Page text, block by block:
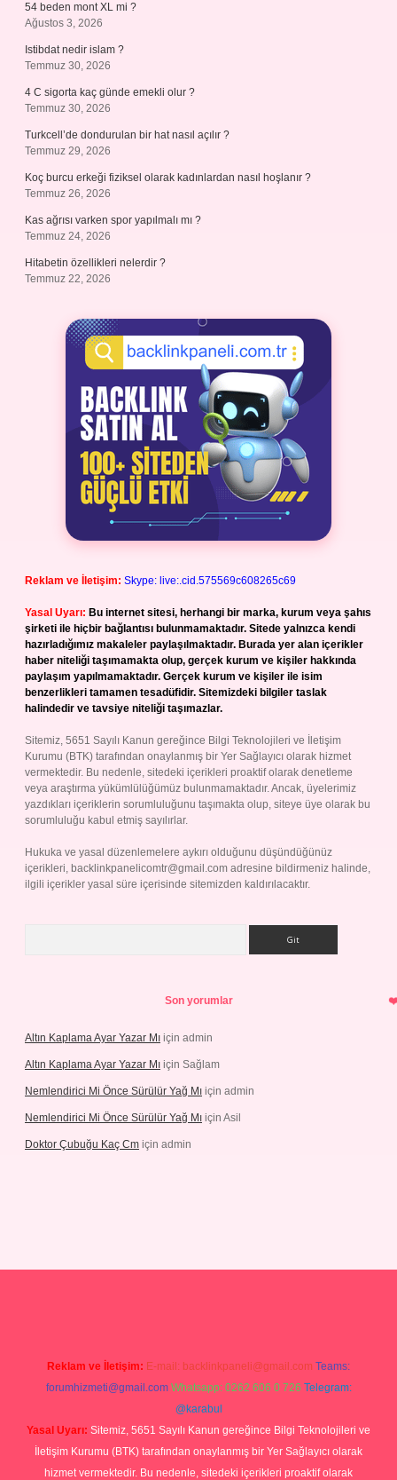
54 beden mont XL mi ?
Ağustos 3, 2026
Istibdat nedir islam ?
Temmuz 30, 2026
4 C sigorta kaç günde emekli olur ?
Temmuz 30, 2026
Turkcell’de dondurulan bir hat nasıl açılır ?
Temmuz 29, 2026
Koç burcu erkeği fiziksel olarak kadınlardan nasıl hoşlanır ?
Temmuz 26, 2026
Kas ağrısı varken spor yapılmalı mı ?
Temmuz 24, 2026
Hitabetin özellikleri nelerdir ?
Temmuz 22, 2026
Reklam ve İletişim: Skype: live:.cid.575569c608265c69
Yasal Uyarı: Bu internet sitesi, herhangi bir marka, kurum veya şahıs
şirketi ile hiçbir bağlantısı bulunmamaktadır. Sitede yalnızca kendi
hazırladığımız makaleler paylaşılmaktadır. Burada yer alan içerikler
haber niteliği taşımamakta olup, gerçek kurum ve kişiler hakkında
paylaşım yapılmamaktadır. Gerçek kurum ve kişiler ile isim
benzerlikleri tamamen tesadüfidir. Sitemizdeki bilgiler taslak
halindedir ve tavsiye niteliği taşımazlar.
Sitemiz, 5651 Sayılı Kanun gereğince Bilgi Teknolojileri ve İletişim
Kurumu (BTK) tarafından onaylanmış bir Yer Sağlayıcı olarak hizmet
vermektedir. Bu nedenle, sitedeki içerikleri proaktif olarak denetleme
veya araştırma yükümlülüğümüz bulunmamaktadır. Ancak, üyelerimiz
yazdıkları içeriklerin sorumluluğunu taşımakta olup, siteye üye olarak bu
sorumluluğu kabul etmiş sayılırlar.
Hukuka ve yasal düzenlemelere aykırı olduğunu düşündüğünüz
içerikleri, backlinkpanelicomtr@gmail.com adresine bildirmeniz halinde,
ilgili içerikler yasal süre içerisinde sitemizden kaldırılacaktır.
Son yorumlar
Altın Kaplama Ayar Yazar Mı için admin
Altın Kaplama Ayar Yazar Mı için Sağlam
Nemlendirici Mi Önce Sürülür Yağ Mı için admin
Nemlendirici Mi Önce Sürülür Yağ Mı için Asil
Doktor Çubuğu Kaç Cm için admin
Reklam ve İletişim: E-mail: backlinkpaneli@gmail.com Teams:
forumhizmeti@gmail.com Whatsapp: 0262 606 0 726 Telegram:
@karabul
Yasal Uyarı: Sitemiz, 5651 Sayılı Kanun gereğince Bilgi Teknolojileri ve
İletişim Kurumu (BTK) tarafından onaylanmış bir Yer Sağlayıcı olarak
hizmet vermektedir. Bu nedenle, sitedeki içerikleri proaktif olarak